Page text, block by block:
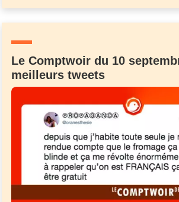
Le Comptwoir du 10
meilleurs tweets